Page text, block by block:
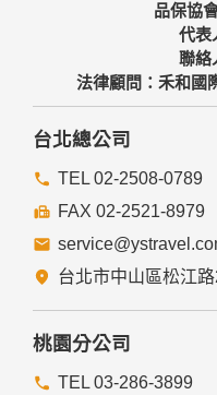
品保協
代表
聯絡
法律顧問：禾和國
台北總公司
TEL 02-2508-0789
FAX 02-2521-8979
台北市中山區松江
桃園分公司
TEL 03-286-3899